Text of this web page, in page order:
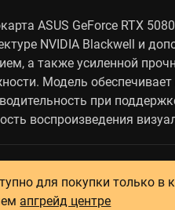
ASUS GeForce RTX
NVIDIA Blackwell и
а также усиленной
Модель
при
воспроизведения
для покупки только в
апгрейд центре